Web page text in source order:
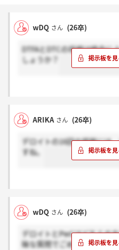
wDQ さん (26卒)
DTFAとDTCの垣根は統合に
しょうか？
ARIKA さん (26卒)
デロイトの16回の部屋には
すね。
wDQ さん (26卒)
デロイトとPwCはどちらの
昧な質問でごめんなさい。